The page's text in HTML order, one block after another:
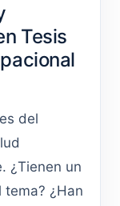
Tesis
del
¿Tienen un
¿Han